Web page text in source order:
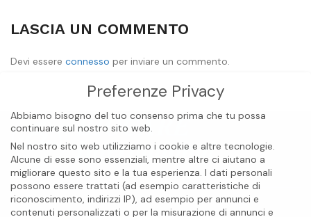
LASCIA UN COMMENTO
Devi essere connesso per inviare un commento.
Preferenze Privacy
Abbiamo bisogno del tuo consenso prima che tu possa
continuare sul nostro sito web.
Nel nostro sito web utilizziamo i cookie e altre tecnologie.
Alcune di esse sono essenziali, mentre altre ci aiutano a
migliorare questo sito e la tua esperienza. I dati personali
possono essere trattati (ad esempio caratteristiche di
riconoscimento, indirizzi IP), ad esempio per annunci e
contenuti personalizzati o per la misurazione di annunci e